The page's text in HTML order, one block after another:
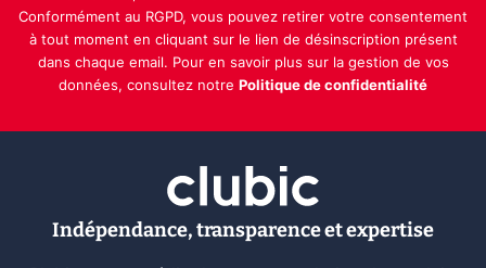
Conformément au RGPD, vous pouvez retirer votre consentement
à tout moment en cliquant sur le lien de désinscription présent
dans chaque email. Pour en savoir plus sur la gestion de vos
données, consultez notre Politique de confidentialité
Indépendance, transparence et expertise